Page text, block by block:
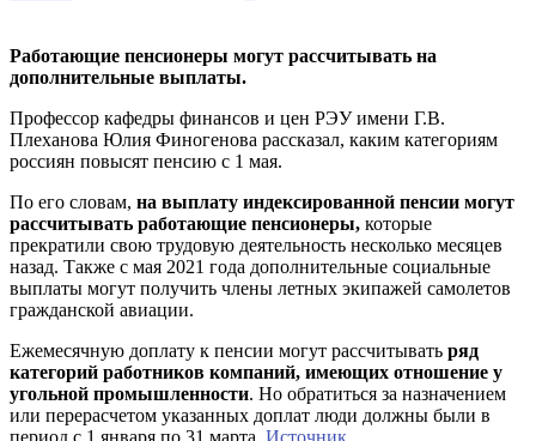
Работающие пенсионеры могут рассчитывать на
дополнительные выплаты.
Профессор кафедры финансов и цен РЭУ имени Г.В.
Плеханова Юлия Финогенова рассказал, каким категориям
россиян повысят пенсию с 1 мая.
По его словам, на выплату индексированной пенсии могут
рассчитывать работающие пенсионеры, которые
прекратили свою трудовую деятельность несколько месяцев
назад. Также с мая 2021 года дополнительные социальные
выплаты могут получить члены летных экипажей самолетов
гражданской авиации.
Ежемесячную доплату к пенсии могут рассчитывать ряд
категорий работников компаний, имеющих отношение у
угольной промышленности. Но обратиться за назначением
или перерасчетом указанных доплат люди должны были в
период с 1 января по 31 марта. Источник